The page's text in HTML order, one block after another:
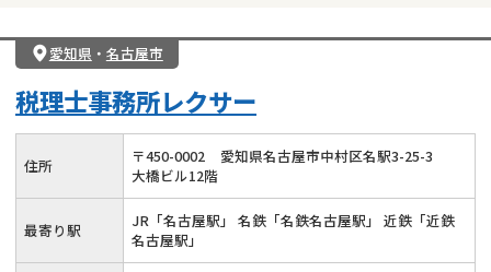
愛知県 ・ 名古屋市
税理士事務所レクサー
住所 〒450-0002
愛知県名古屋市中村区名駅3-25-3
大橋ビル12階
最寄り駅
JR「名古屋駅」 名鉄「名鉄名古屋駅」 近鉄「近鉄
名古屋駅」